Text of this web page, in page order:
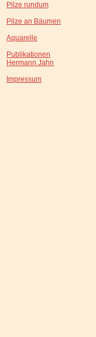
Pilze rundum
Pilze an Bäumen
Aquarelle
Publikationen
Hermann Jahn
Impressum